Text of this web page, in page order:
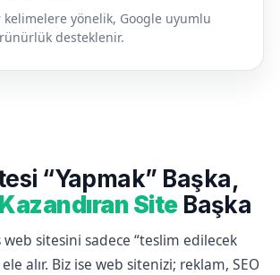
yönelik, Google uyumlu
desteklenir.
“Yapmak” Başka,
SiteBaşka
web sitesini sadece “teslim edilecek
alır. Biz ise web sitenizi; reklam, SEO